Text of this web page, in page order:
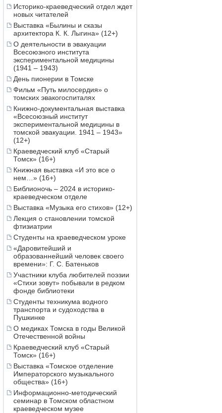
Историко-краеведческий отдел ждет
новых читателей
Выставка «Былины и сказы
архитектора К. К. Лыгина» (12+)
О деятельности в эвакуации
Всесоюзного института
экспериментальной медицины
(1941 – 1943)
День пионерии в Томске
Фильм «Путь милосердия» о
томских эвакогоспиталях
Книжно-документальная выставка
«Всесоюзный институт
экспериментальной медицины в
томской эвакуации. 1941 – 1943»
(12+)
Краеведческий клуб «Старый
Томск» (16+)
Книжная выставка «И это все о
нем…» (16+)
Библионочь – 2024 в историко-
краеведческом отделе
Выставка «Музыка его стихов» (12+)
Лекция о становлении томской
фтизиатрии
Студенты на краеведческом уроке
«Даровитейший и
образованнейший человек своего
времени»: Г. С. Батеньков
Участники клуба любителей поэзии
«Стихи зовут» побывали в редком
фонде библиотеки
Студенты техникума водного
транспорта и судоходства в
Пушкинке
О медиках Томска в годы Великой
Отечественной войны
Краеведческий клуб «Старый
Томск» (16+)
Выставка «Томское отделение
Императорского музыкального
общества» (16+)
Информационно-методический
семинар в Томском областном
краеведческом музее